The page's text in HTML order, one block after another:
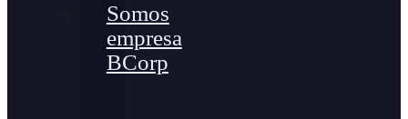
Somos
empresa
BCorp